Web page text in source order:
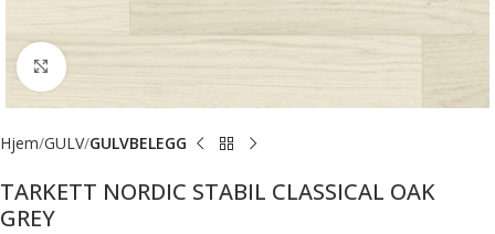
Forstørr bilde
Hjem GULV GULVBELEGG
TARKETT NORDIC STABIL CLASSICAL OAK
GREY